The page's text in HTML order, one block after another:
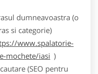
dumneavoastra (o
si categorie)
www.spalatorie-
mochete/iasi )
(SEO pentru